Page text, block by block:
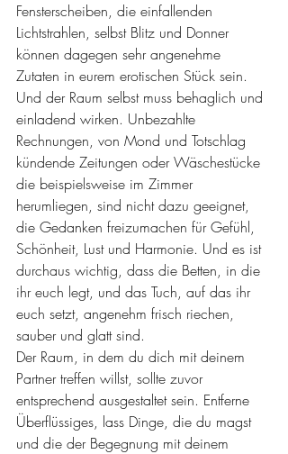
Fensterscheiben, die einfallenden
Lichtstrahlen, selbst Blitz und Donner
können dagegen sehr angenehme
Zutaten in eurem erotischen Stück sein.
Und der Raum selbst muss behaglich und
einladend wirken. Unbezahlte
Rechnungen, von Mond und Totschlag
kündende Zeitungen oder Wäschestücke
die beispielsweise im Zimmer
herumliegen, sind nicht dazu geeignet,
die Gedanken freizumachen für Gefühl,
Schönheit, Lust und Harmonie. Und es ist
durchaus wichtig, dass die Betten, in die
ihr euch legt, und das Tuch, auf das ihr
euch setzt, angenehm frisch riechen,
sauber und glatt sind.
Der Raum, in dem du dich mit deinem
Partner treffen willst, sollte zuvor
entsprechend ausgestaltet sein. Entferne
Überflüssiges, lass Dinge, die du magst
und die der Begegnung mit deinem